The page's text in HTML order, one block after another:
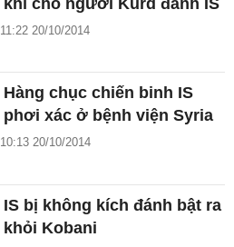
11:22 20/10/2014
Hàng chục chiến binh IS
phơi xác ở bệnh viện Syria
10:13 20/10/2014
IS bị không kích đánh bật ra
khỏi Kobani